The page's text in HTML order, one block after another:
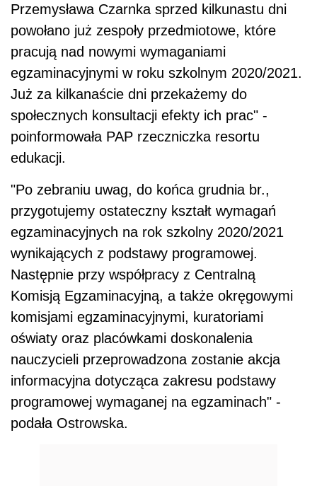
Przemysława Czarnka sprzed kilkunastu dni
powołano już zespoły przedmiotowe, które
pracują nad nowymi wymaganiami
egzaminacyjnymi w roku szkolnym 2020/2021.
Już za kilkanaście dni przekażemy do
społecznych konsultacji efekty ich prac" -
poinformowała PAP rzeczniczka resortu
edukacji.
"Po zebraniu uwag, do końca grudnia br.,
przygotujemy ostateczny kształt wymagań
egzaminacyjnych na rok szkolny 2020/2021
wynikających z podstawy programowej.
Następnie przy współpracy z Centralną
Komisją Egzaminacyjną, a także okręgowymi
komisjami egzaminacyjnymi, kuratoriami
oświaty oraz placówkami doskonalenia
nauczycieli przeprowadzona zostanie akcja
informacyjna dotycząca zakresu podstawy
programowej wymaganej na egzaminach" -
podała Ostrowska.